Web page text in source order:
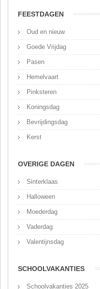
FEESTDAGEN
Oud en nieuw
Goede Vrijdag
Pasen
Hemelvaart
Pinksteren
Koningsdag
Bevrijdingsdag
Kerst
OVERIGE DAGEN
Sinterklaas
Halloween
Moederdag
Vaderdag
Valentijnsdag
SCHOOLVAKANTIES
Schoolvakanties 2025